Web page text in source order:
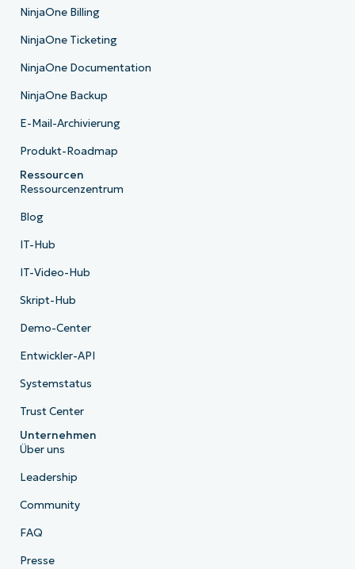
NinjaOne Billing
NinjaOne Ticketing
NinjaOne Documentation
NinjaOne Backup
E-Mail-Archivierung
Produkt-Roadmap
Ressourcen
Ressourcenzentrum
Blog
IT-Hub
IT-Video-Hub
Skript-Hub
Demo-Center
Entwickler-API
Systemstatus
Trust Center
Unternehmen
Über uns
Leadership
Community
FAQ
Presse